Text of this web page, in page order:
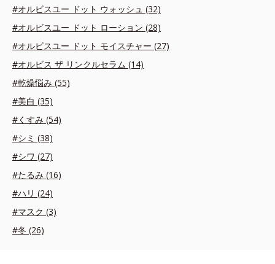
#オルビスユー ドット ウォッシュ (32)
#オルビスユー ドット ローション (28)
#オルビスユー ドット モイスチャー (27)
#オルビス ザ リンクルセラム (14)
#乾燥悩み (55)
#美白 (35)
#くすみ (54)
#シミ (38)
#シワ (27)
#たるみ (16)
#ハリ (24)
#マスク (3)
#冬 (26)